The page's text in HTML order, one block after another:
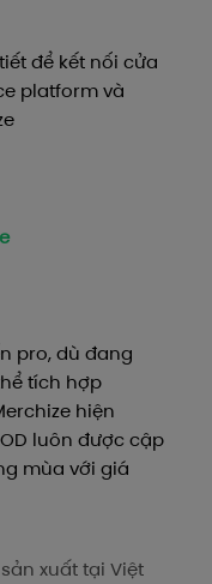
để kết nối cửa
platform và
pro, dù đang
tích hợp
hiện
luôn được cập
mùa với giá
xuất tại Việt